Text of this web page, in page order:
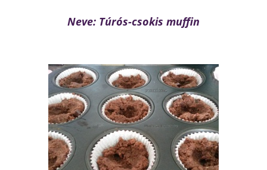
Neve: Túrós-csokis muffin